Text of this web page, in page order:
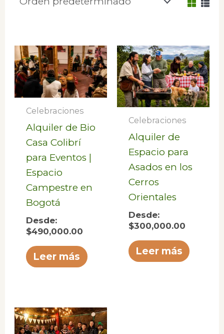
Celebraciones
Alquiler de Bio
Casa Colibrí
para Eventos |
Espacio
Campestre en
Bogotá
Desde:
$490,000.00
Leer más
Celebraciones
Alquiler de
Espacio para
Asados en los
Cerros
Orientales
Desde:
$300,000.00
Leer más